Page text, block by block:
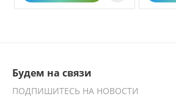
Будем на связи
ПОДПИШИТЕСЬ НА НОВОСТИ